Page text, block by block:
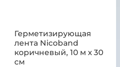
Герметизирующая
лента Nicoband
коричневый, 10 м х 30
см